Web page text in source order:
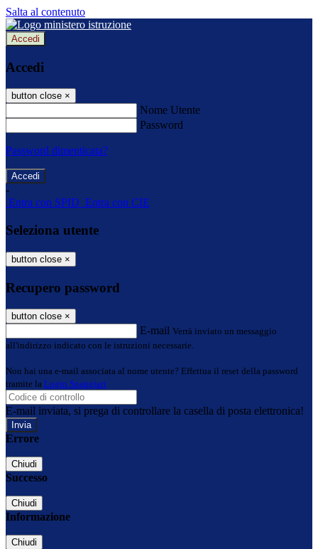
Salta al contenuto
Accedi
Accedi
button close ×
Nome Utente
Password
Password dimenticata?
-
Entra con SPID Entra con CIE
Seleziona utente
button close ×
Recupero password
button close ×
E-mail Verrà inviato un messaggio
all'indirizzo indicato con le istruzioni necessarie.
Non hai una e-mail associata al nome utente? Effettua il reset della password
tramite la Login Spaggiari
E-mail inviata, si prega di controllare la casella di posta elettronica!
Errore
Chiudi
Successo
Chiudi
Informazione
Chiudi